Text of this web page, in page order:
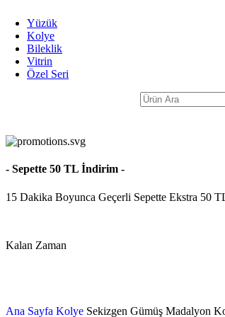
Yüzük
Kolye
Bileklik
Vitrin
Özel Seri
- Sepette 50 TL İndirim -
15 Dakika Boyunca Geçerli Sepette Ekstra 50
Kalan Zaman
Ana Sayfa Kolye Sekizgen Gümüş Madalyon